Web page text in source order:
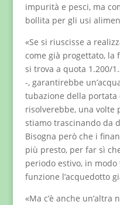
impurità e pesci, ma
bollita per gli usi
«Se si riuscisse a
come già progettato, la
si trova a quota 1.200/
-, garantirebbe
tubazione della
risolverebbe, una volte
stiamo trascinando da
Bisogna però che i
più presto, per far sì
periodo estivo, in
funzione l’acquedotto
«Ma c’è anche